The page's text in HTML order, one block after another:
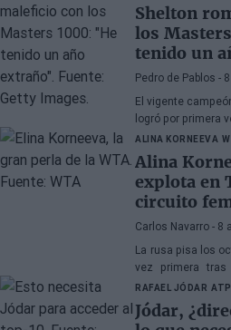
Shelton
los
tenido un
Pedro de Pablos -
El vigente
logró por primera
consecutivos en
ALINA KORNEEVA
Alina
explota en
circuito
Carlos Navarro - 8
La rusa pisa los
vez primera tras
Jovic... y está
instancia.
RAFAEL JÓDAR ATP
Jódar,